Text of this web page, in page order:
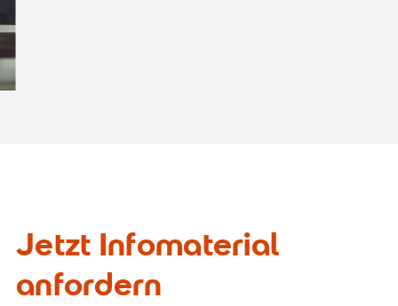
Jetzt Infomaterial
anfordern